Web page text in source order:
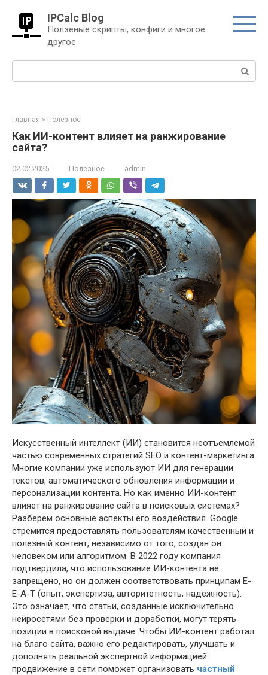
контенту
IPCalc Blog
Ползеные скрипты, конфиги и многое
другое
Поиск:
Главная » Полезное
Как ИИ-контент влияет на ранжирование
сайта?
02.02.2025 Полезное admin
Искусственный интеллект (ИИ) становится неотъемлемой
частью современных стратегий SEO и контент-маркетинга.
Многие компании уже используют ИИ для генерации
текстов, автоматического обновления информации и
персонализации контента. Но как именно ИИ-контент
влияет на ранжирование сайта в поисковых системах?
Разберем основные аспекты его воздействия. Google
стремится предоставлять пользователям качественный и
полезный контент, независимо от того, создан он
человеком или алгоритмом. В 2022 году компания
подтвердила, что использование ИИ-контента не
запрещено, но он должен соответствовать принципам E-
E-A-T (опыт, экспертиза, авторитетность, надежность).
Это означает, что статьи, созданные исключительно
нейросетями без проверки и доработки, могут терять
позиции в поисковой выдаче. Чтобы ИИ-контент работал
на благо сайта, важно его редактировать, улучшать и
дополнять реальной экспертной информацией
продвижение в сети поможет организовать частный